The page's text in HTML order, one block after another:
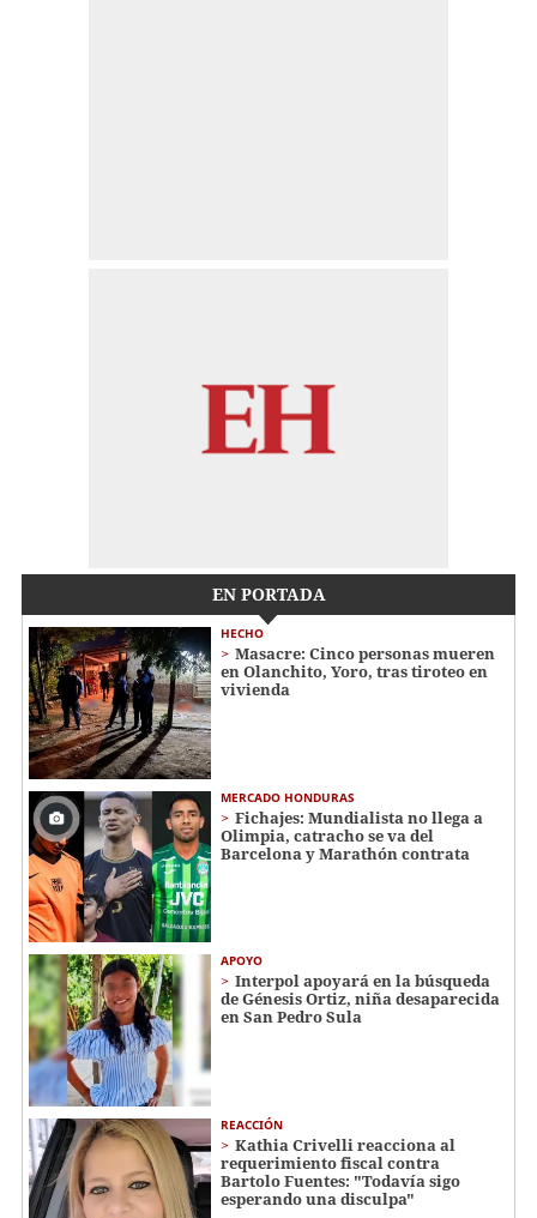
EN PORTADA
HECHO
Masacre: Cinco personas mueren
en Olanchito, Yoro, tras tiroteo en
vivienda
MERCADO HONDURAS
Fichajes: Mundialista no llega a
Olimpia, catracho se va del
Barcelona y Marathón contrata
APOYO
Interpol apoyará en la búsqueda
de Génesis Ortiz, niña desaparecida
en San Pedro Sula
REACCIÓN
Kathia Crivelli reacciona al
requerimiento fiscal contra
Bartolo Fuentes: "Todavía sigo
esperando una disculpa"